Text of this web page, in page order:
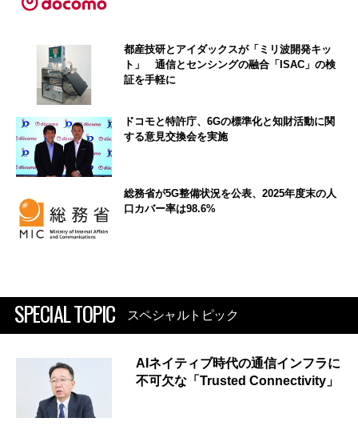
都産技研とアイダックスが「ミリ波開発キッ
ト」 通信とセンシングの融合「ISAC」の検
証を手軽に
ドコモと特許庁、6Gの標準化と知財活動に関
する意見交換会を実施
総務省が5G整備状況を公表、2025年度末の人
口カバー率は98.6%
SPECIAL TOPIC スペシャルトピック
AIネイティブ時代の通信インフラに
不可欠な「Trusted Connectivity」